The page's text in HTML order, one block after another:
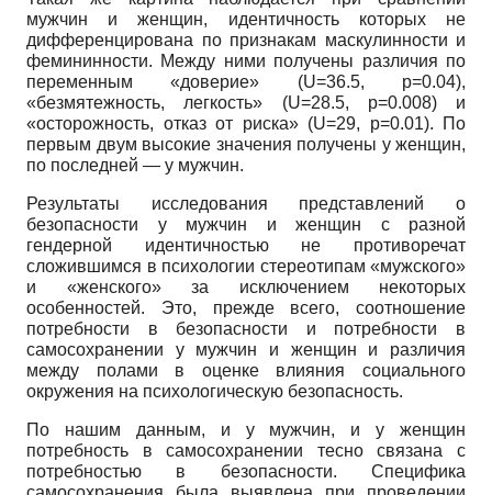
мужчин и женщин, идентичность которых не
дифференцирована по признакам маскулинности и
феминин­ности. Между ними получены различия по
переменным «доверие» (U=36.5, р=0.04),
«безмятежность, легкость» (U=28.5, р=0.008) и
«осторожность, отказ от риска» (U=29, р=0.01). По
первым двум высокие значения получены у женщин,
по последней — у мужчин.
Результаты исследования представлений о
безопасности у мужчин и женщин с разной
гендерной идентичностью не противоречат
сложившимся в психологии стереотипам «мужского»
и «женского» за исключением некоторых
особенностей. Это, прежде всего, соотношение
потребности в безопасности и потребности в
самосохранении у мужчин и женщин и различия
между полами в оценке влияния социального
окружения на психологическую безопасность.
По нашим данным, и у мужчин, и у женщин
потребность в самосохранении тесно связана с
потребностью в безопасности. Специфика